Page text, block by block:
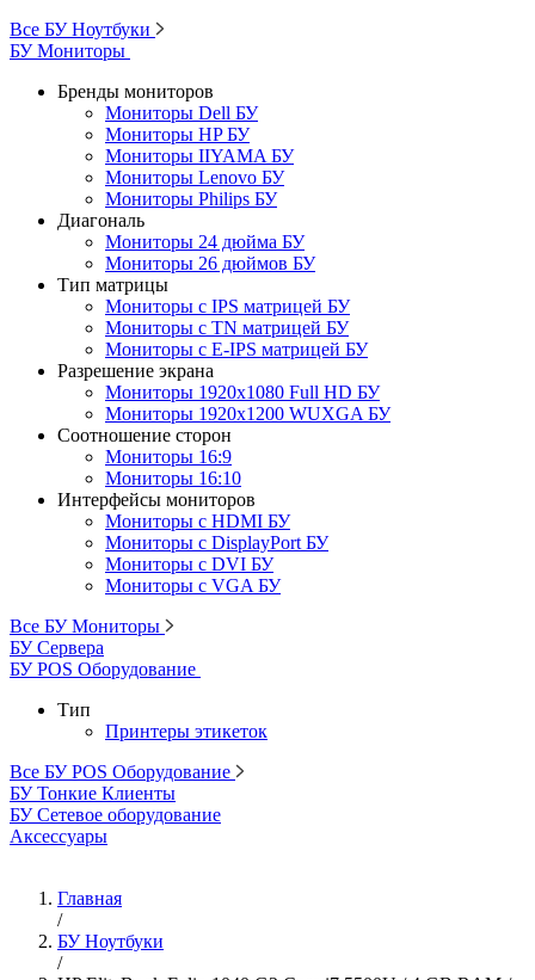
Все БУ Ноутбуки
БУ Мониторы
Бренды мониторов
Мониторы Dell БУ
Мониторы HP БУ
Мониторы IIYAMA БУ
Мониторы Lenovo БУ
Мониторы Philips БУ
Диагональ
Мониторы 24 дюйма БУ
Мониторы 26 дюймов БУ
Тип матрицы
Мониторы с IPS матрицей БУ
Мониторы с TN матрицей БУ
Мониторы с E-IPS матрицей БУ
Разрешение экрана
Мониторы 1920x1080 Full HD БУ
Мониторы 1920x1200 WUXGA БУ
Соотношение сторон
Мониторы 16:9
Мониторы 16:10
Интерфейсы мониторов
Мониторы с HDMI БУ
Мониторы с DisplayPort БУ
Мониторы с DVI БУ
Мониторы с VGA БУ
Все БУ Мониторы
БУ Сервера
БУ POS Оборудование
Тип
Принтеры этикеток
Все БУ POS Оборудование
БУ Тонкие Клиенты
БУ Сетевое оборудование
Аксессуары
Главная
/
БУ Ноутбуки
/